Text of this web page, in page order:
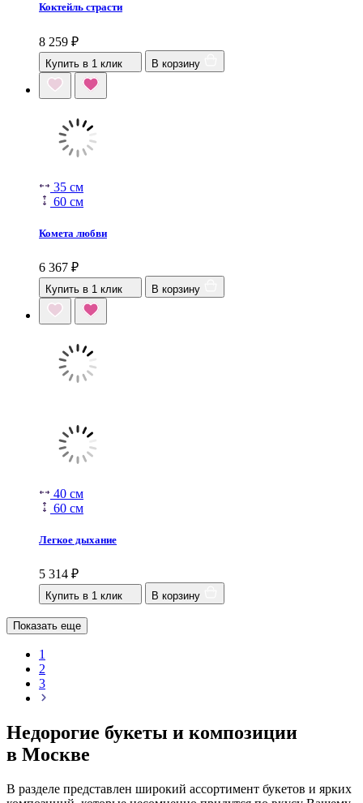
Коктейль страсти
8 259 ₽
Купить в 1 клик В корзину
35 см
60 см
Комета любви
6 367 ₽
Купить в 1 клик В корзину
40 см
60 см
Легкое дыхание
5 314 ₽
Купить в 1 клик В корзину
Показать еще
1
2
3
Недорогие букеты и композиции
в Москве
В разделе представлен широкий ассортимент букетов и ярких